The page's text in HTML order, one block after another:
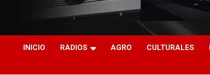
RO CONTENIDOS
INICIO RADIOS AGRO CULTURALES